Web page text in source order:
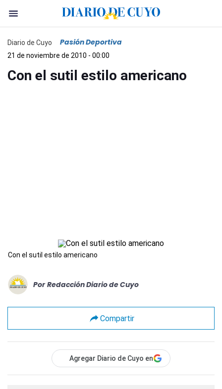
Diario de Cuyo Pasión Deportiva
21 de noviembre de 2010 - 00:00
Con el sutil estilo americano
Con el sutil estilo americano
Por Redacción Diario de Cuyo
Compartir
Agregar Diario de Cuyo en